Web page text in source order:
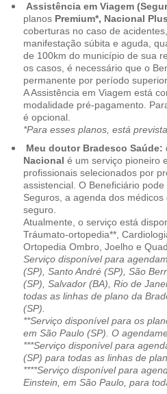
Assistência em Viagem
planos Premium*, Nacional
coberturas no caso de
manifestação súbita e aguda,
de 100km do município de sua
os casos, é necessário que o
permanente por período
A Assistência em Viagem está
modalidade pré-pagamento.
é opcional.
*Para esses planos, está
Meu doutor Bradesco Saúde:
Nacional é um serviço pioneiro
profissionais selecionados por
assistencial. O Beneficiário
Seguros, a agenda dos
seguro.
Atualmente, o serviço está
Tráumato-ortopedia**,
Ortopedia Ombro, Joelho e
Serviço disponível para
(SP), Santo André (SP), São
(SP), Salvador (BA), Rio de
todas as linhas de plano da
(SP).
**Serviço disponível para os
em São Paulo (SP). O
***Serviço disponível para
(SP) para todas as linhas de
****Serviço disponível para
Einstein, em São Paulo, para